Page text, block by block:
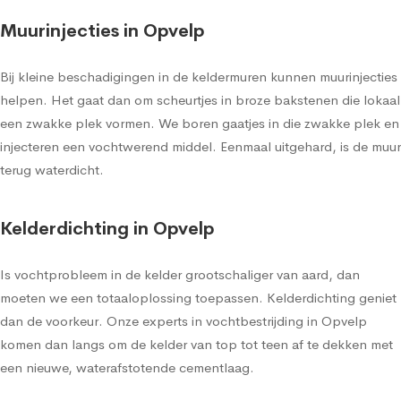
Muurinjecties in Opvelp
Bij kleine beschadigingen in de keldermuren kunnen muurinjecties
helpen. Het gaat dan om scheurtjes in broze bakstenen die lokaal
een zwakke plek vormen. We boren gaatjes in die zwakke plek en
injecteren een vochtwerend middel. Eenmaal uitgehard, is de muur
terug waterdicht.
Kelderdichting in Opvelp
Is vochtprobleem in de kelder grootschaliger van aard, dan
moeten we een totaaloplossing toepassen. Kelderdichting geniet
dan de voorkeur. Onze experts in vochtbestrijding in Opvelp
komen dan langs om de kelder van top tot teen af te dekken met
een nieuwe, waterafstotende cementlaag.